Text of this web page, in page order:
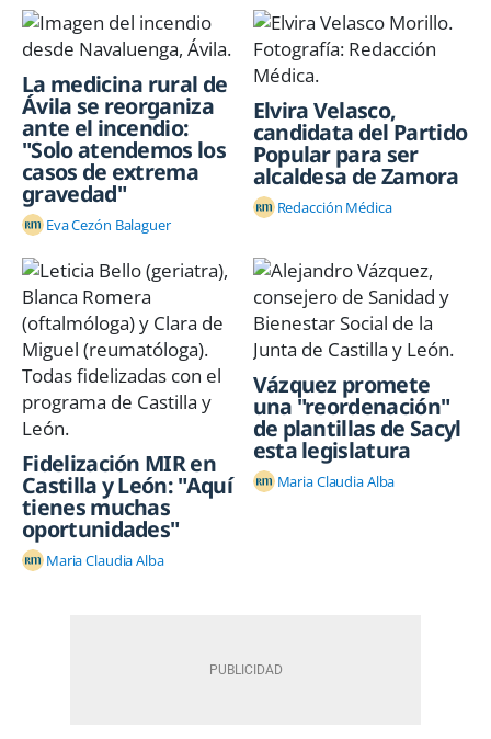
La medicina rural de
Ávila se reorganiza
ante el incendio:
"Solo atendemos los
casos de extrema
gravedad"
Eva Cezón Balaguer
Elvira Velasco,
candidata del Partido
Popular para ser
alcaldesa de Zamora
Redacción Médica
Fidelización MIR en
Castilla y León: "Aquí
tienes muchas
oportunidades"
Maria Claudia Alba
Vázquez promete
una "reordenación"
de plantillas de Sacyl
esta legislatura
Maria Claudia Alba